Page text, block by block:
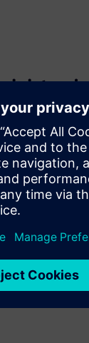
aktivalageret
for dine
for tildeling av